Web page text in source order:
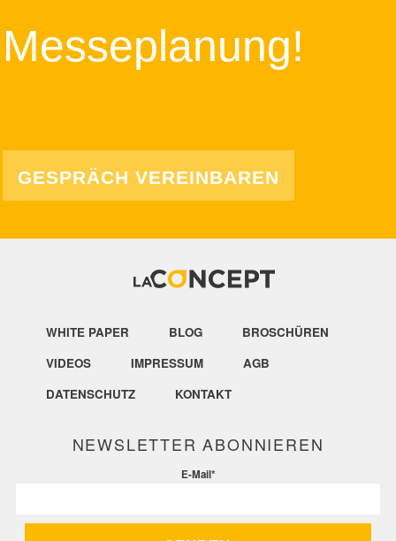
Messeplanung!
GESPRÄCH VEREINBAREN
WHITE PAPER BLOG
BROSCHÜREN
VIDEOS
IMPRESSUM
AGB
DATENSCHUTZ
KONTAKT
NEWSLETTER ABONNIEREN
E-Mail*